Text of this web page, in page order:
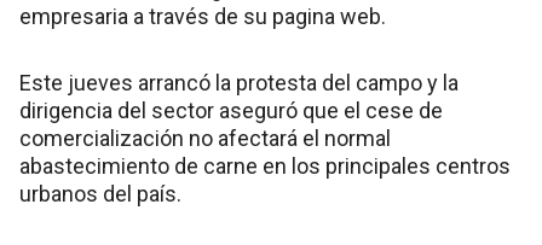
empresaria a través de su pagina web.
Este jueves arrancó la protesta del campo y la
dirigencia del sector aseguró que el cese de
comercialización no afectará el normal
abastecimiento de carne en los principales centros
urbanos del país.